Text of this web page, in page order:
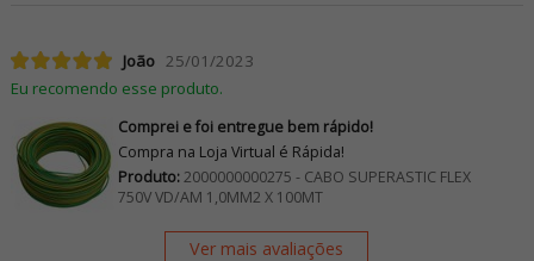
João 25/01/2023
Eu recomendo esse produto.
Comprei e foi entregue bem rápido!
Compra na Loja Virtual é Rápida!
Produto:2000000000275 - CABO SUPERASTIC FLEX
750V VD/AM 1,0MM2 X 100MT
Ver mais avaliações